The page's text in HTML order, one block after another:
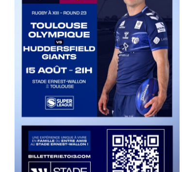
Partagez votre amour
ARTICLEPRÉCÉDENT
TO XIII vs Gloucester All Golds le samedi
28 mai à 15h30
Publications similaires